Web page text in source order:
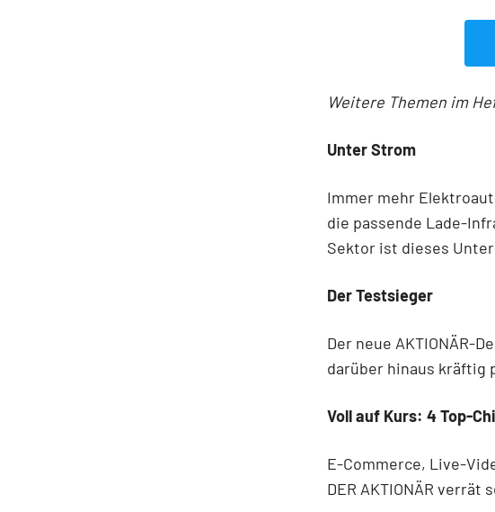
Weitere Themen im
Unter Strom
Immer mehr
die passende Lade-
Sektor ist dieses
Der Testsieger
Der neue AKTIONÄR-
darüber hinaus kräftig
Voll auf Kurs: 4 Top-
E-Commerce, Live-
DER AKTIONÄR verrät